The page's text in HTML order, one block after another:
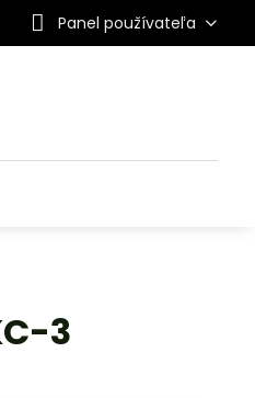
Panel používateľa
3